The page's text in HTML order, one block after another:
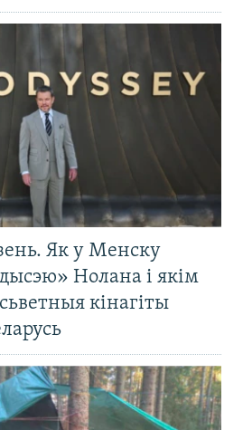
Як у Менску
Нолана і якім
кінагіты